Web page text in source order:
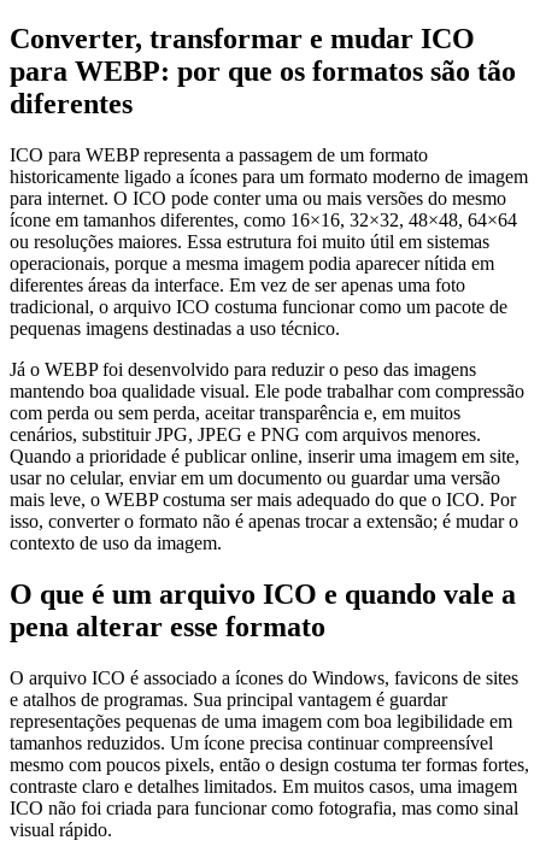
Converter, transformar e mudar ICO
para WEBP: por que os formatos são tão
diferentes
ICO para WEBP representa a passagem de um formato
historicamente ligado a ícones para um formato moderno de imagem
para internet. O ICO pode conter uma ou mais versões do mesmo
ícone em tamanhos diferentes, como 16×16, 32×32, 48×48, 64×64
ou resoluções maiores. Essa estrutura foi muito útil em sistemas
operacionais, porque a mesma imagem podia aparecer nítida em
diferentes áreas da interface. Em vez de ser apenas uma foto
tradicional, o arquivo ICO costuma funcionar como um pacote de
pequenas imagens destinadas a uso técnico.
Já o WEBP foi desenvolvido para reduzir o peso das imagens
mantendo boa qualidade visual. Ele pode trabalhar com compressão
com perda ou sem perda, aceitar transparência e, em muitos
cenários, substituir JPG, JPEG e PNG com arquivos menores.
Quando a prioridade é publicar online, inserir uma imagem em site,
usar no celular, enviar em um documento ou guardar uma versão
mais leve, o WEBP costuma ser mais adequado do que o ICO. Por
isso, converter o formato não é apenas trocar a extensão; é mudar o
contexto de uso da imagem.
O que é um arquivo ICO e quando vale a
pena alterar esse formato
O arquivo ICO é associado a ícones do Windows, favicons de sites
e atalhos de programas. Sua principal vantagem é guardar
representações pequenas de uma imagem com boa legibilidade em
tamanhos reduzidos. Um ícone precisa continuar compreensível
mesmo com poucos pixels, então o design costuma ter formas fortes,
contraste claro e detalhes limitados. Em muitos casos, uma imagem
ICO não foi criada para funcionar como fotografia, mas como sinal
visual rápido.